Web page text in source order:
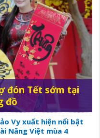
đón Tết sớm tại
đồ
Vy xuất hiện nổi bật
Năng Việt mùa 4